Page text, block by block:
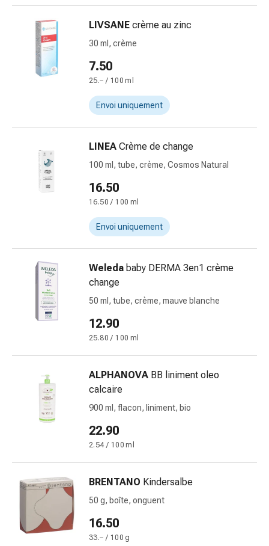
Bandes
élastiques
Pansements
pour
doigts
Pansements
Bandes
compression
Pansements
pansement,
tapes
accessoires
Pansements
et
filets
Matériel
Brûlures
coups
soleil
de
changement
LIVSANE crème au zinc
30 ml, crème
7.50
25.– / 100 ml
Envoi uniquement
LINEA Crème de change
100 ml, tube, crème, Cosmos Natural
16.50
16.50 / 100 ml
Envoi uniquement
Weleda baby DERMA 3en1 crème
change
50 ml, tube, crème, mauve blanche
12.90
25.80 / 100 ml
ALPHANOVA BB liniment oleo
calcaire
900 ml, flacon, liniment, bio
22.90
2.54 / 100 ml
BRENTANO Kindersalbe
50 g, boîte, onguent
16.50
33.– / 100 g